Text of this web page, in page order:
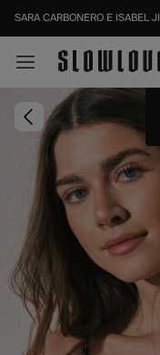
SARA CARBONERO E ISABEL